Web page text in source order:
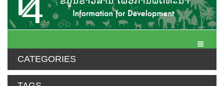
Toggle
CATEGORIES